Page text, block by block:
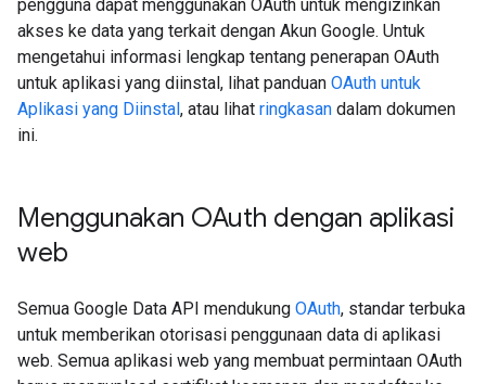
pengguna dapat menggunakan OAuth untuk mengizinkan
akses ke data yang terkait dengan Akun Google. Untuk
mengetahui informasi lengkap tentang penerapan OAuth
untuk aplikasi yang diinstal, lihat panduan OAuth untuk
Aplikasi yang Diinstal, atau lihat ringkasan dalam dokumen
ini.
Menggunakan OAuth dengan aplikasi
web
Semua Google Data API mendukung OAuth, standar terbuka
untuk memberikan otorisasi penggunaan data di aplikasi
web. Semua aplikasi web yang membuat permintaan OAuth